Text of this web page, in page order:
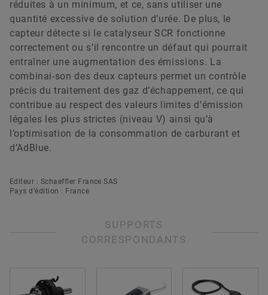
réduites à un minimum, et ce, sans utiliser une
quantité excessive de solution d’urée. De plus, le
capteur détecte si le catalyseur SCR fonctionne
correctement ou s’il rencontre un défaut qui pourrait
entraîner une augmentation des émissions. La
combinai-son des deux capteurs permet un contrôle
précis du traitement des gaz d’échappement, ce qui
contribue au respect des valeurs limites d’émission
légales les plus strictes (niveau V) ainsi qu’à
l’optimisation de la consommation de carburant et
d’AdBlue.
Editeur : Schaeffler France SAS
Pays d’édition : France
SUPPORTS
CORRESPONDANTS